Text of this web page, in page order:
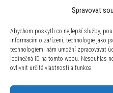
Spravovat
Abychom poskytli co nejlepší služby,
informacím o zařízení, technologie jako
technologiemi nám umožní zpracovávat
jedinečná ID na tomto webu. Nesouhlas
ovlivnit určité vlastnosti a funkce.
1 490Kč
Love
990Kč
Stříbrný prsten